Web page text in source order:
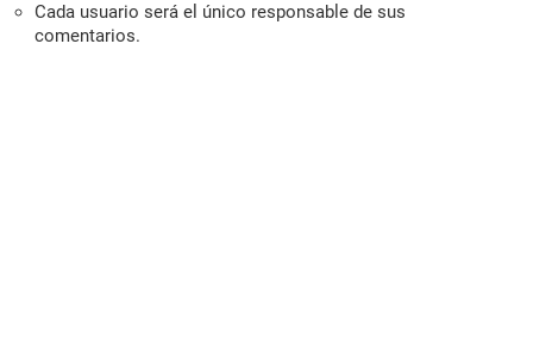
Cada usuario será el único responsable de sus
comentarios.